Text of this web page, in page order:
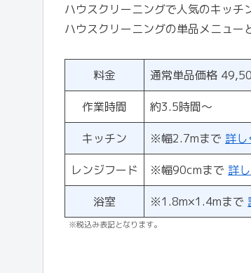
ハウスクリーニングで人気のキッチ
ハウスクリーニングの単品メニュー
料金 通常単品価格
作業時間 約3.5時間～
キッチン ※幅2.7mまで 詳し
レンジフード ※幅90cmまで 詳
浴室 ※1.8m×1.4mまで
※税込み表記となります。